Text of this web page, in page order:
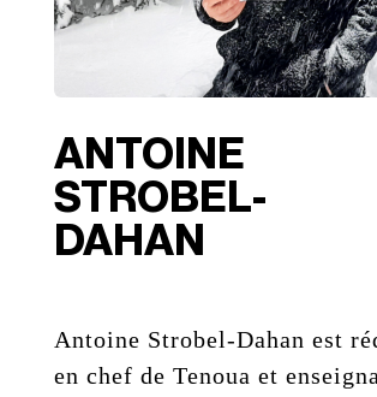
ANTOINE
STROBEL-
DAHAN
Antoine Strobel-Dahan est
en chef de Tenoua et